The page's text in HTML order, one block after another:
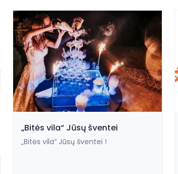
„Bitės vila“ Jūsų šventei
„Bitės vila“ Jūsų šventei !